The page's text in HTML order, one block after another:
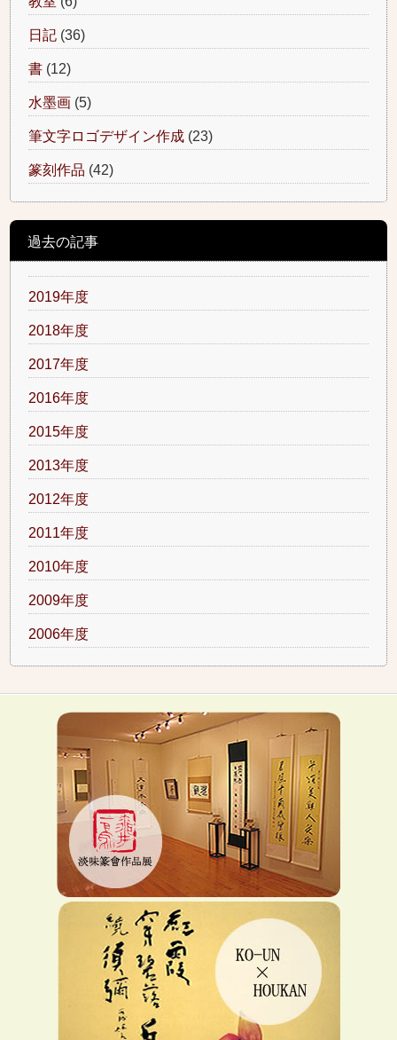
日記 (36)
書 (12)
水墨画 (5)
筆文字ロゴデザイン作成 (23)
篆刻作品 (42)
過去の記事
2019年度
2018年度
2017年度
2016年度
2015年度
2013年度
2012年度
2011年度
2010年度
2009年度
2006年度